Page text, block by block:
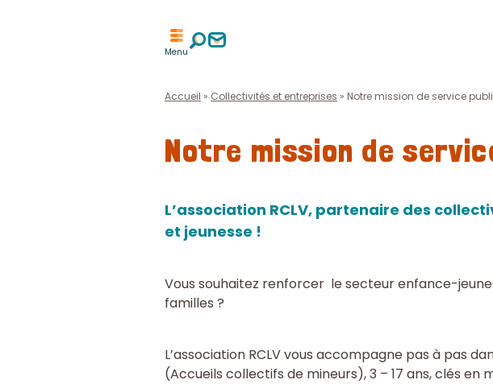
Menu
Aller
à
contact
Accueil » Collectivités et entreprises » Notre mission de service
Notre mission de
L’association RCLV, partenaire des
et jeunesse !
Vous souhaitez renforcer le secteur enfance-
familles ?
L’association RCLV vous accompagne pas à pas
(Accueils collectifs de mineurs), 3 – 17 ans, clés en